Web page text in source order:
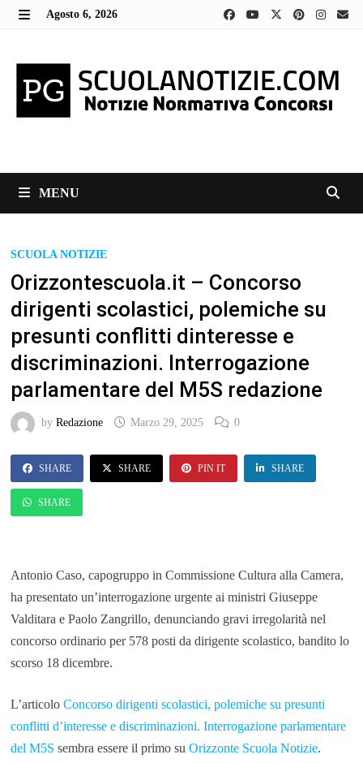
Skip
Agosto 6, 2026
MENU
SCUOLA NOTIZIE
Orizzontescuola.it – Concorso
dirigenti scolastici, polemiche su
presunti conflitti dinteresse e
discriminazioni. Interrogazione
parlamentare del M5S redazione
by Redazione Marzo 29, 2025 0
SHARE SHARE PIN IT SHARE
SHARE
Antonio Caso, capogruppo in Commissione Cultura alla Camera,
ha presentato un’interrogazione urgente ai ministri Giuseppe
Valditara e Paolo Zangrillo, denunciando gravi irregolarità nel
concorso ordinario per 578 posti da dirigente scolastico, bandito lo
scorso 18 dicembre.
L’articolo Concorso dirigenti scolastici, polemiche su presunti
conflitti d’interesse e discriminazioni. Interrogazione parlamentare
del M5S sembra essere il primo su Orizzonte Scuola Notizie.